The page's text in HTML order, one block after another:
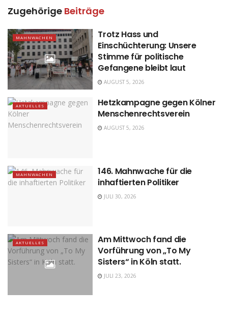
Zugehörige Beiträge
MAHNWACHEN
Trotz Hass und
Einschüchterung: Unsere
Stimme für politische
Gefangene bleibt laut
AUGUST 5, 2026
AKTUELLES
Hetzkampagne gegen Kölner
Menschenrechtsverein
AUGUST 5, 2026
MAHNWACHEN
146. Mahnwache für die
inhaftierten Politiker
JULI 30, 2026
AKTUELLES
Am Mittwoch fand die
Vorführung von „To My
Sisters“ in Köln statt.
JULI 23, 2026